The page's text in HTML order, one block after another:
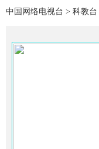
中国网络电视台 > 科教台